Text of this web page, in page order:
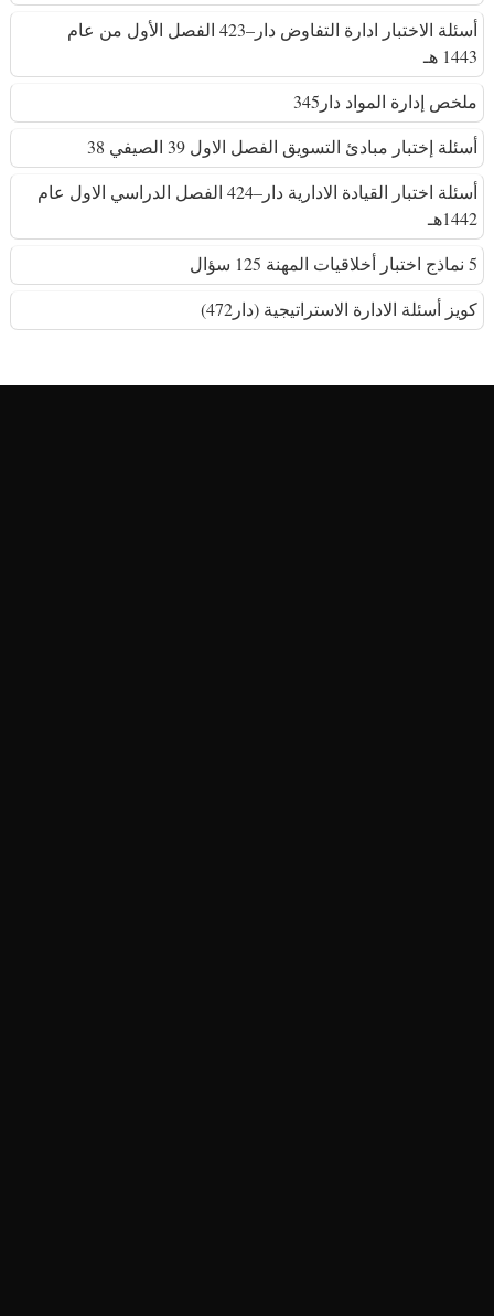
أسئلة الاختبار ادارة التفاوض دار–423 الفصل الأول من عام
1443 هـ
ملخص إدارة المواد دار345
أسئلة إختبار مبادئ التسويق الفصل الاول 39 الصيفي 38
أسئلة اختبار القيادة الادارية دار–424 الفصل الدراسي الاول عام
1442هـ
5 نماذج اختبار أخلاقيات المهنة 125 سؤال
كويز أسئلة الادارة الاستراتيجية (دار472)